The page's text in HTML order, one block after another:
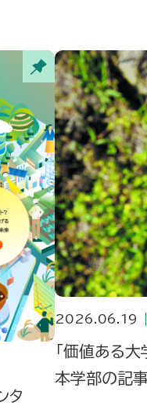
タ
2026.06.19
「価値ある
本学部の記